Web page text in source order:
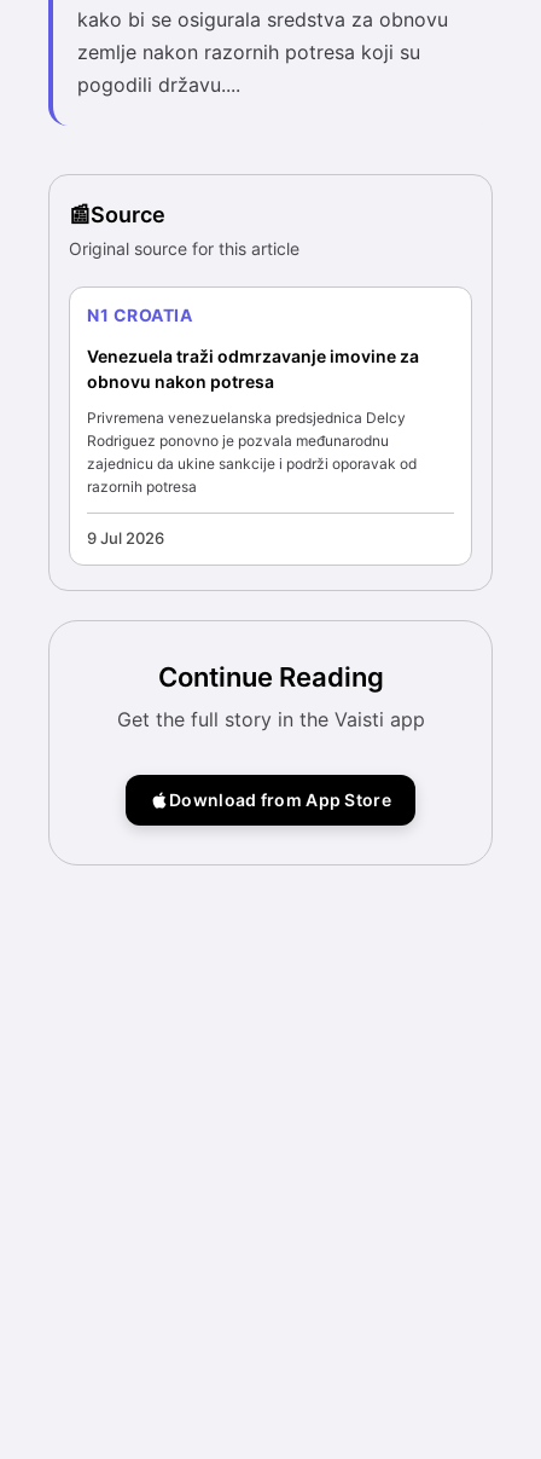
kako bi se osigurala sredstva za obnovu
zemlje nakon razornih potresa koji su
pogodili državu....
Source
Original source for this article
N1 CROATIA
Venezuela traži odmrzavanje imovine za
obnovu nakon potresa
Privremena venezuelanska predsjednica Delcy
Rodriguez ponovno je pozvala međunarodnu
zajednicu da ukine sankcije i podrži oporavak od
razornih potresa
9 Jul 2026
Continue Reading
Get the full story in the Vaisti app
Download from App Store